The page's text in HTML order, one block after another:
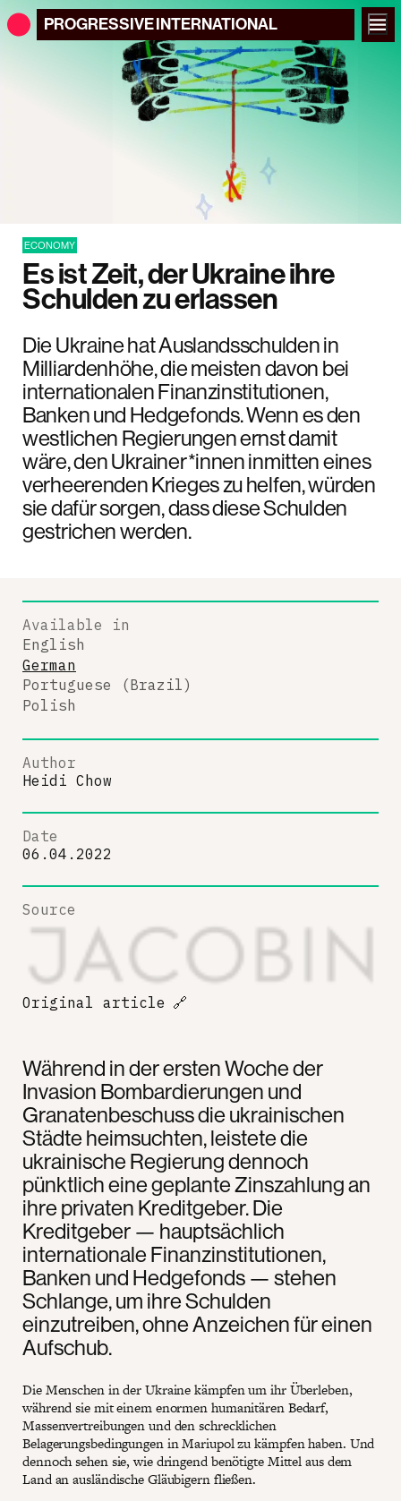
PROGRESSIVEINTERNATIONAL
ECONOMY
Es ist Zeit, der Ukraine ihre
Schulden zu erlassen
Die Ukraine hat Auslandsschulden in
Milliardenhöhe, die meisten davon bei
internationalen Finanzinstitutionen,
Banken und Hedgefonds. Wenn es den
westlichen Regierungen ernst damit
wäre, den Ukrainer*innen inmitten eines
verheerenden Krieges zu helfen, würden
sie dafür sorgen, dass diese Schulden
gestrichen werden.
Während in der ersten Woche der
Invasion Bombardierungen und
Granatenbeschuss die ukrainischen
Städte heimsuchten, leistete die
ukrainische Regierung dennoch
pünktlich eine geplante Zinszahlung an
ihre privaten Kreditgeber. Die
Kreditgeber — hauptsächlich
internationale Finanzinstitutionen,
Banken und Hedgefonds — stehen
Schlange, um ihre Schulden
einzutreiben, ohne Anzeichen für einen
Aufschub.
Die Menschen in der Ukraine kämpfen um ihr Überleben,
während sie mit einem enormen humanitären Bedarf,
Massenvertreibungen und den schrecklichen
Belagerungsbedingungen in Mariupol zu kämpfen haben. Und
dennoch sehen sie, wie dringend benötigte Mittel aus dem
Land an ausländische Gläubigern fließen.
Available in
English
German
Portuguese (Brazil)
Polish
Author
Heidi Chow
Date
06.04.2022
Source
Original article 🔗